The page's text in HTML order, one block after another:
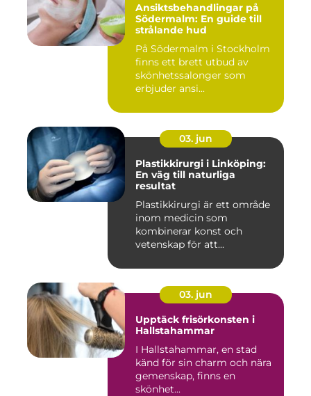
Ansiktsbehandlingar på
Södermalm: En guide till
strålande hud
På Södermalm i Stockholm
finns ett brett utbud av
skönhetssalonger som
erbjuder ansi...
03. jun
Plastikkirurgi i Linköping:
En väg till naturliga
resultat
Plastikkirurgi är ett område
inom medicin som
kombinerar konst och
vetenskap för att...
03. jun
Upptäck frisörkonsten i
Hallstahammar
I Hallstahammar, en stad
känd för sin charm och nära
gemenskap, finns en
skönhet...